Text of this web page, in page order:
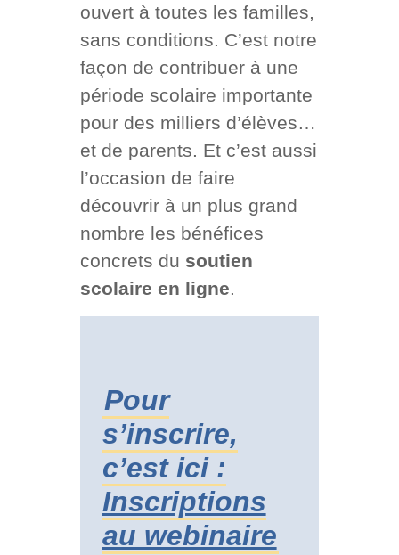
ouvert à toutes les familles,
sans conditions. C’est notre
façon de contribuer à une
période scolaire importante
pour des milliers d’élèves…
et de parents. Et c’est aussi
l’occasion de faire
découvrir à un plus grand
nombre les bénéfices
concrets du soutien
scolaire en ligne.
Pour
s’inscrire,
c’est ici :
Inscriptions
au webinaire